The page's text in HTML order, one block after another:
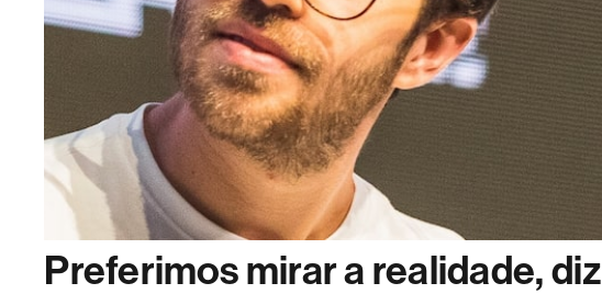
Preferimos mirar a realidade, diz